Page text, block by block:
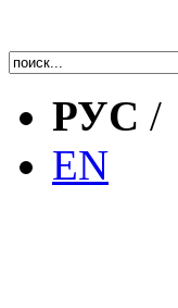
РУС /
EN